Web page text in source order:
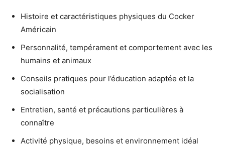
Histoire et caractéristiques physiques du Cocker
Américain
Personnalité, tempérament et comportement avec les
humains et animaux
Conseils pratiques pour l’éducation adaptée et la
socialisation
Entretien, santé et précautions particulières à
connaître
Activité physique, besoins et environnement idéal